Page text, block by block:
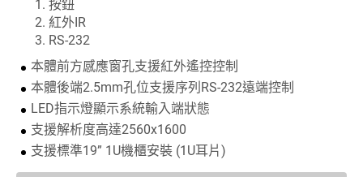
按鈕
紅外IR
RS-232
本體前方感應窗孔支援紅外遙控控制
本體後端2.5mm孔位支援序列RS-232遠端控制
LED指示燈顯示系統輸入端狀態
支援解析度高達2560x1600
支援標準19” 1U機櫃安裝 (1U耳片)